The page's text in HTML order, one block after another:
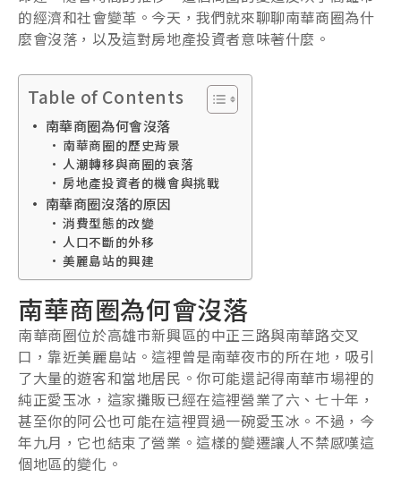
的經濟和社會變革。今天，我們就來聊聊南華商圈為什
麼會沒落，以及這對房地產投資者意味著什麼。
Table of Contents
南華商圈為何會沒落
南華商圈的歷史背景
人潮轉移與商圈的衰落
房地產投資者的機會與挑戰
南華商圈沒落的原因
消費型態的改變
人口不斷的外移
美麗島站的興建
南華商圈為何會沒落
南華商圈位於高雄市新興區的中正三路與南華路交叉
口，靠近美麗島站。這裡曾是南華夜市的所在地，吸引
了大量的遊客和當地居民。你可能還記得南華市場裡的
純正愛玉冰，這家攤販已經在這裡營業了六、七十年，
甚至你的阿公也可能在這裡買過一碗愛玉冰。不過，今
年九月，它也結束了營業。這樣的變遷讓人不禁感嘆這
個地區的變化。